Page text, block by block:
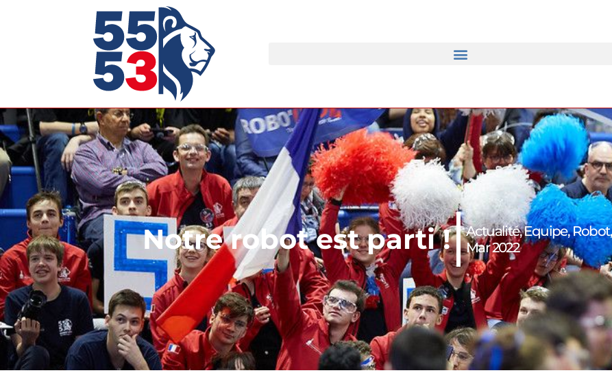
Notre robot est parti ! Actualité,Equipe,Robot
Mar 2022